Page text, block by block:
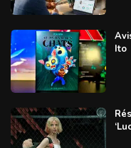
Ito